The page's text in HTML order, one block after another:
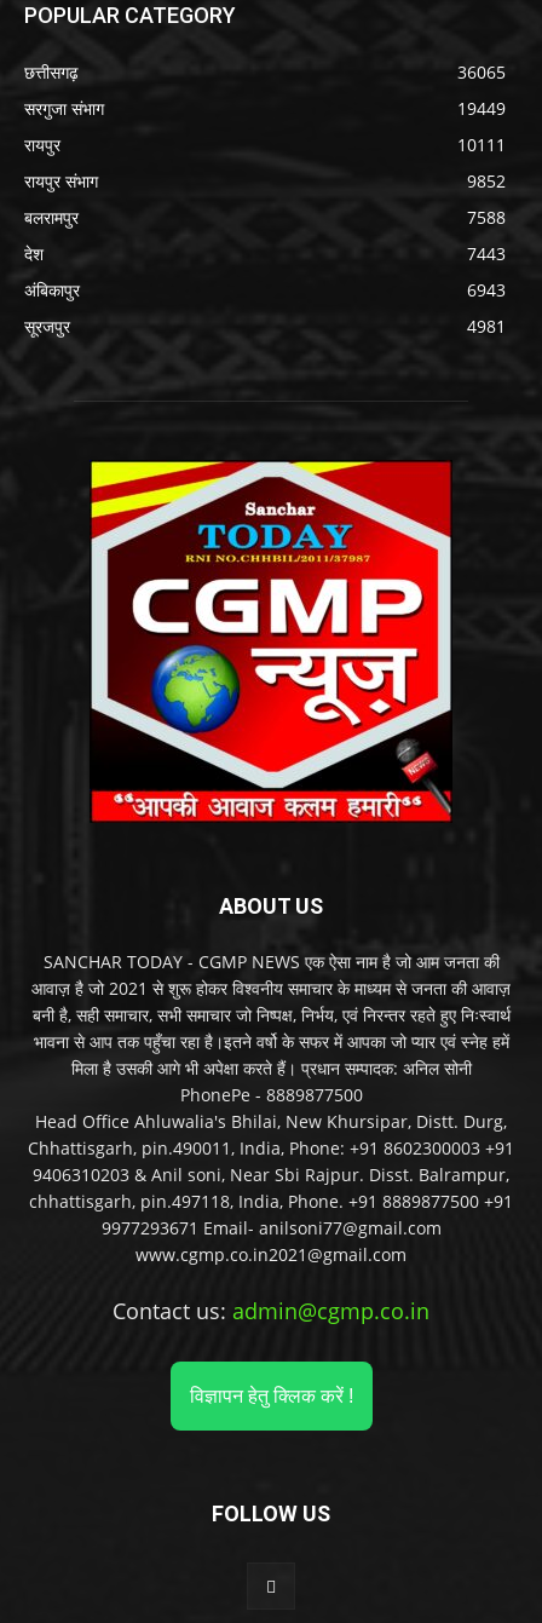
POPULAR CATEGORY
छत्तीसगढ़
36065
सरगुजा संभाग
19449
रायपुर
10111
रायपुर संभाग
9852
बलरामपुर
7588
देश
7443
अंबिकापुर
6943
सूरजपुर
4981
ABOUT US
SANCHAR TODAY - CGMP NEWS एक ऐसा नाम है जो आम जनता की
आवाज़ है जो 2021 से शुरू होकर विश्वनीय समाचार के माध्यम से जनता की आवाज़
बनी है, सही समाचार, सभी समाचार जो निष्पक्ष, निर्भय, एवं निरन्तर रहते हुए निःस्वार्थ
भावना से आप तक पहुँचा रहा है।इतने वर्षो के सफर में आपका जो प्यार एवं स्नेह हमें
मिला है उसकी आगे भी अपेक्षा करते हैं। प्रधान सम्पादक: अनिल सोनी
PhonePe - 8889877500
Head Office Ahluwalia's Bhilai, New Khursipar, Distt. Durg,
Chhattisgarh, pin.490011, India, Phone: +91 8602300003 +91
9406310203 & Anil soni, Near Sbi Rajpur. Disst. Balrampur,
chhattisgarh, pin.497118, India, Phone. +91 8889877500 +91
9977293671 Email- anilsoni77@gmail.com
www.cgmp.co.in2021@gmail.com
Contact us: admin@cgmp.co.in
विज्ञापन हेतु क्लिक करें !
FOLLOW US